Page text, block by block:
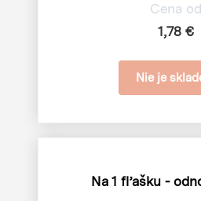
Cena od
1,78 €
Nie je
Na 1 fľašku -